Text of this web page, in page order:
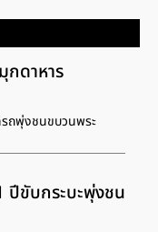
กดาหาร
ถพุ่งชนขบวนพระ
ปีขับกระบะพุ่งชน